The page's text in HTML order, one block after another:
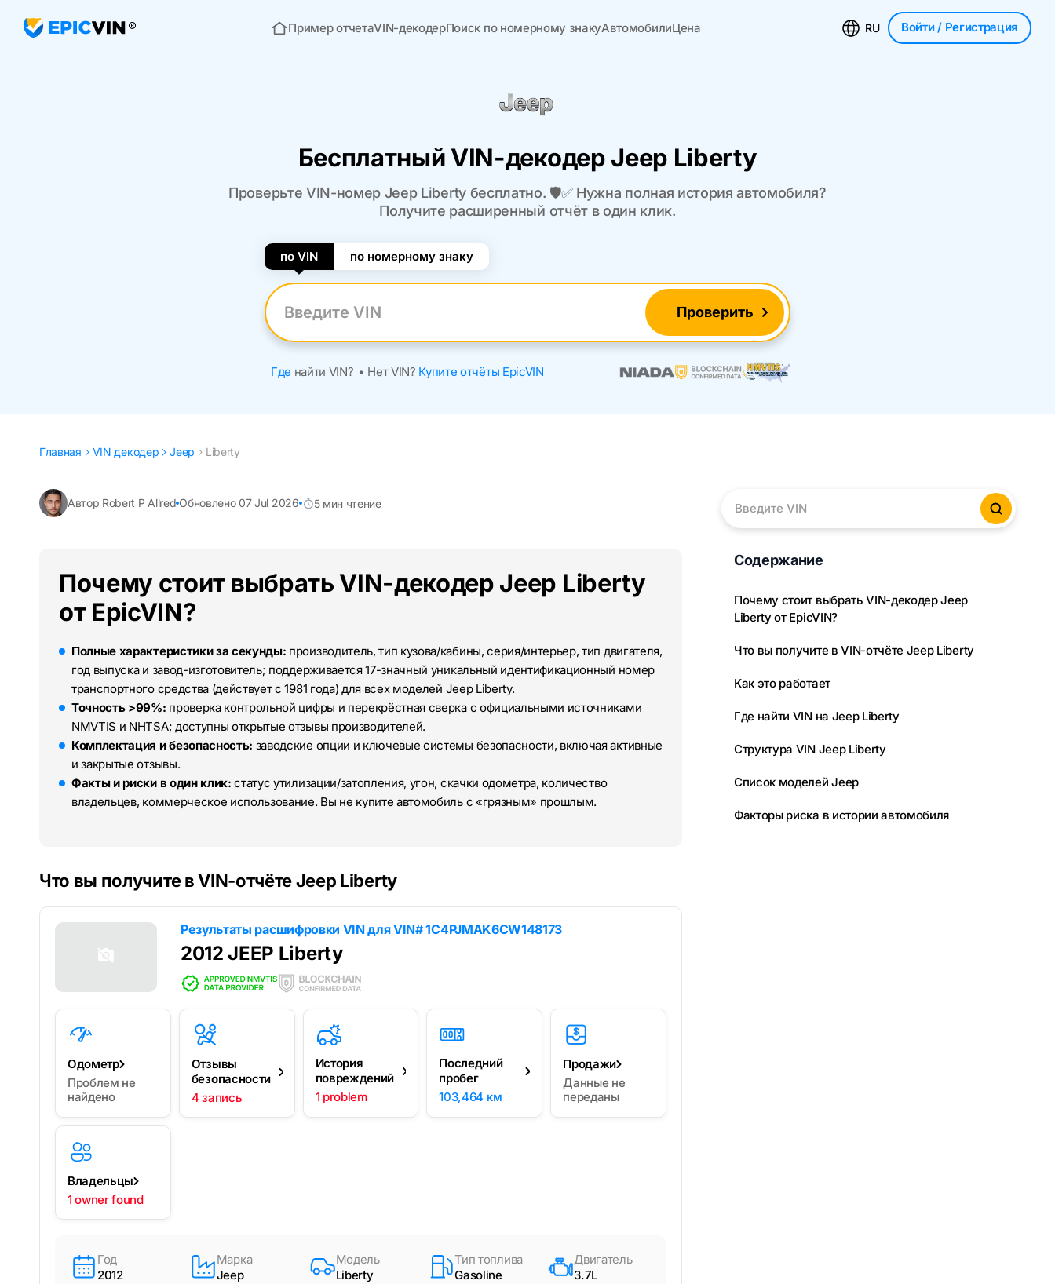
Главная
Пример отчетаVIN-декодерПоиск по номерному знакуАвтомобилиЦена RU Войти/ Регистрация
Бесплатный VIN-декодер Jeep Liberty
Проверьте VIN-номер Jeep Liberty бесплатно. 🛡️✅ Нужна полная история автомобиля?
Получите расширенный отчёт в один клик.
по VIN по номерному знаку
Введите VIN Проверить
Где найти VIN? • Нет VIN? Купите отчёты EpicVIN
Главная VIN декодер Jeep Liberty
Автор Robert P Allred Обновлено 07 Jul 2026 5 мин чтение
Почему стоит выбрать VIN-декодер Jeep Liberty
от EpicVIN?
Полные характеристики за секунды: производитель, тип кузова/кабины, серия/интерьер, тип двигателя,
год выпуска и завод-изготовитель; поддерживается 17-значный уникальный идентификационный номер
транспортного средства (действует с 1981 года) для всех моделей Jeep Liberty.
Точность >99%: проверка контрольной цифры и перекрёстная сверка с официальными источниками
NMVTIS и NHTSA; доступны открытые отзывы производителей.
Комплектация и безопасность: заводские опции и ключевые системы безопасности, включая активные
и закрытые отзывы.
Факты и риски в один клик: статус утилизации/затопления, угон, скачки одометра, количество
владельцев, коммерческое использование. Вы не купите автомобиль с «грязным» прошлым.
Что вы получите в VIN-отчёте Jeep Liberty
Результаты расшифровки VIN дляVIN# 1C4PJMAK6CW148173
2012 JEEP Liberty
Одометр
Проблем не
найдено
Отзывы
безопасности
4 запись
История
повреждений
1 problem
Последний
пробег
103,464 км
Продажи
Данные не
переданы
Владельцы
1 owner found
Год
2012
Марка
Jeep
Модель
Liberty
Тип топлива
Gasoline
Двигатель
3.7L
Введите VIN
Содержание
Почему стоит выбрать VIN-декодер Jeep
Liberty от EpicVIN?
Что вы получите в VIN-отчёте Jeep Liberty
Как это работает
Где найти VIN на Jeep Liberty
Структура VIN Jeep Liberty
Список моделей Jeep
Факторы риска в истории автомобиля